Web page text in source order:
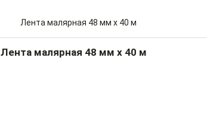
Лента малярная 48 мм x 40 м